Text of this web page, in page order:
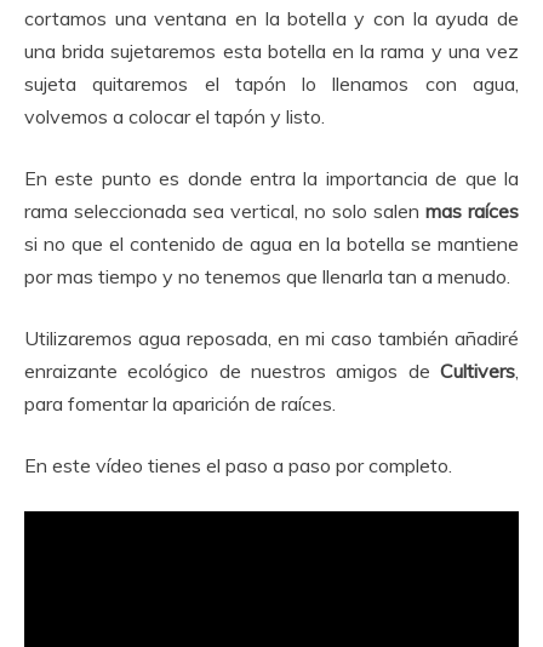
cortamos una ventana en la botella y con la ayuda de
una brida sujetaremos esta botella en la rama y una vez
sujeta quitaremos el tapón lo llenamos con agua,
volvemos a colocar el tapón y listo.
En este punto es donde entra la importancia de que la
rama seleccionada sea vertical, no solo salen mas raíces
si no que el contenido de agua en la botella se mantiene
por mas tiempo y no tenemos que llenarla tan a menudo.
Utilizaremos agua reposada, en mi caso también añadiré
enraizante ecológico de nuestros amigos de Cultivers,
para fomentar la aparición de raíces.
En este vídeo tienes el paso a paso por completo.